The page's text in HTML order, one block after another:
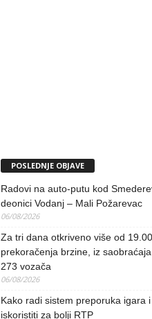
POSLEDNJE OBJAVE
Radovi na auto-putu kod
deonici Vodanj – Mali Požarevac
06/08/2026
Za tri dana otkriveno više od
prekoračenja brzine, iz
273 vozača
06/08/2026
Kako radi sistem preporuka igara
iskoristiti za bolji RTP